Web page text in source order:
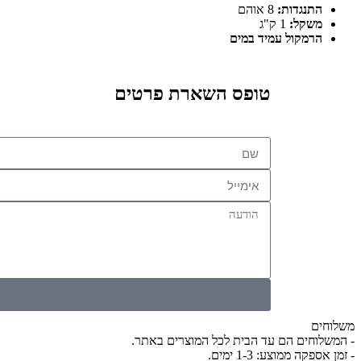
התנגדות: 8 אוהם
משקל:
הרמקול עמיד במים
טופס השארת פרטים
משלוחים
- המשלוחים הם עד הבית לכל המוצרים באתר.
- זמן אספקה ממוצע: 1-3 ימים.